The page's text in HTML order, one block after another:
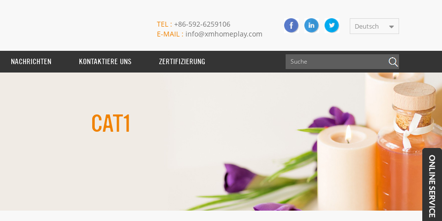
Deutsch
TEL : +86-592-6259106
E-MAIL : info@xmhomeplay.com
NACHRICHTEN KONTAKTIERE UNS ZERTIFIZIERUNG
CAT1